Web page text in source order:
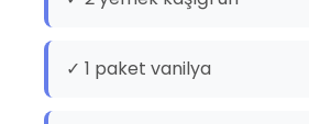
✓ 1 paket vanilya